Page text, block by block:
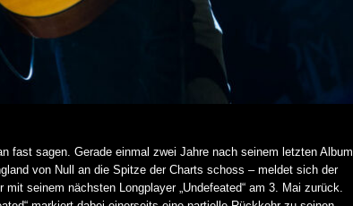
fast sagen. Gerade einmal zwei Jahre nach seinem letzten Album
von Null an die Spitze der Charts schoss – meldet sich der
seinem nächsten Longplayer „Undefeated“ am 3. Mai zurück.